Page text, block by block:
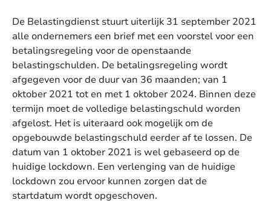
De Belastingdienst stuurt uiterlijk 31 september 2021
alle ondernemers een brief met een voorstel voor een
betalingsregeling voor de openstaande
belastingschulden. De betalingsregeling wordt
afgegeven voor de duur van 36 maanden; van 1
oktober 2021 tot en met 1 oktober 2024. Binnen deze
termijn moet de volledige belastingschuld worden
afgelost. Het is uiteraard ook mogelijk om de
opgebouwde belastingschuld eerder af te lossen. De
datum van 1 oktober 2021 is wel gebaseerd op de
huidige lockdown. Een verlenging van de huidige
lockdown zou ervoor kunnen zorgen dat de
startdatum wordt opgeschoven.